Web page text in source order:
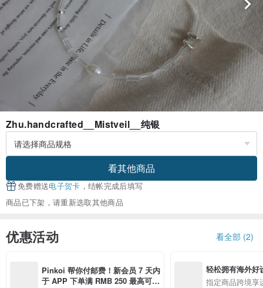
Zhu.handcrafted__Mistveil__纯银
看其他商品
免费赠送电子贺卡 ，结帐完成后填写
商品已下架，请重新选取其他商品
优惠活动 看全部 (2)
Pinkoi 帮你付邮费！新会员 7 天内
于 APP 下单满 RMB 250 最高可折
轻松拥有海外好
指定商品跨境享